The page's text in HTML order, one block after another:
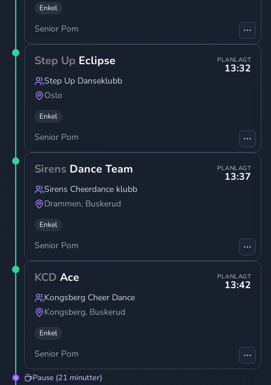
Enkel
Senior Pom
PLANLAGT
13:32
Step Up Eclipse
Step Up Danseklubb
Oslo
Enkel
Senior Pom
PLANLAGT
13:37
Sirens Dance Team
Sirens Cheerdance klubb
Drammen, Buskerud
Enkel
Senior Pom
PLANLAGT
13:42
KCD Ace
Kongsberg Cheer Dance
Kongsberg, Buskerud
Enkel
Senior Pom
Pause (21 minutter)